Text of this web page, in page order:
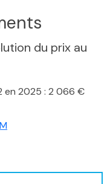
du prix au
en 2025 : 2 066 €